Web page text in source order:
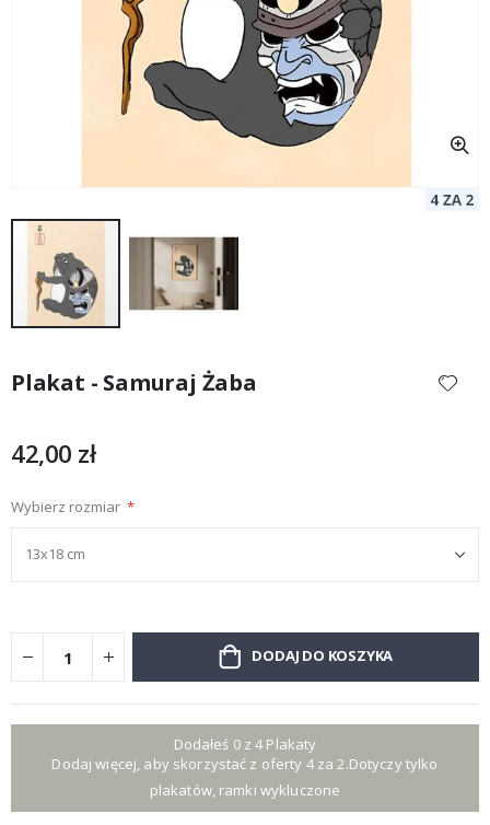
początek
Plakat - Samuraj Żaba
42,00 zł
Wybierz rozmiar
DODAJ DO KOSZYKA
Dodałeś 0 z 4 Plakaty
Dodaj więcej, aby skorzystać z oferty 4 za 2.Dotyczy tylko
plakatów, ramki wykluczone